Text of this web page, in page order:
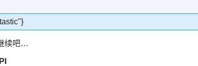
续吧…